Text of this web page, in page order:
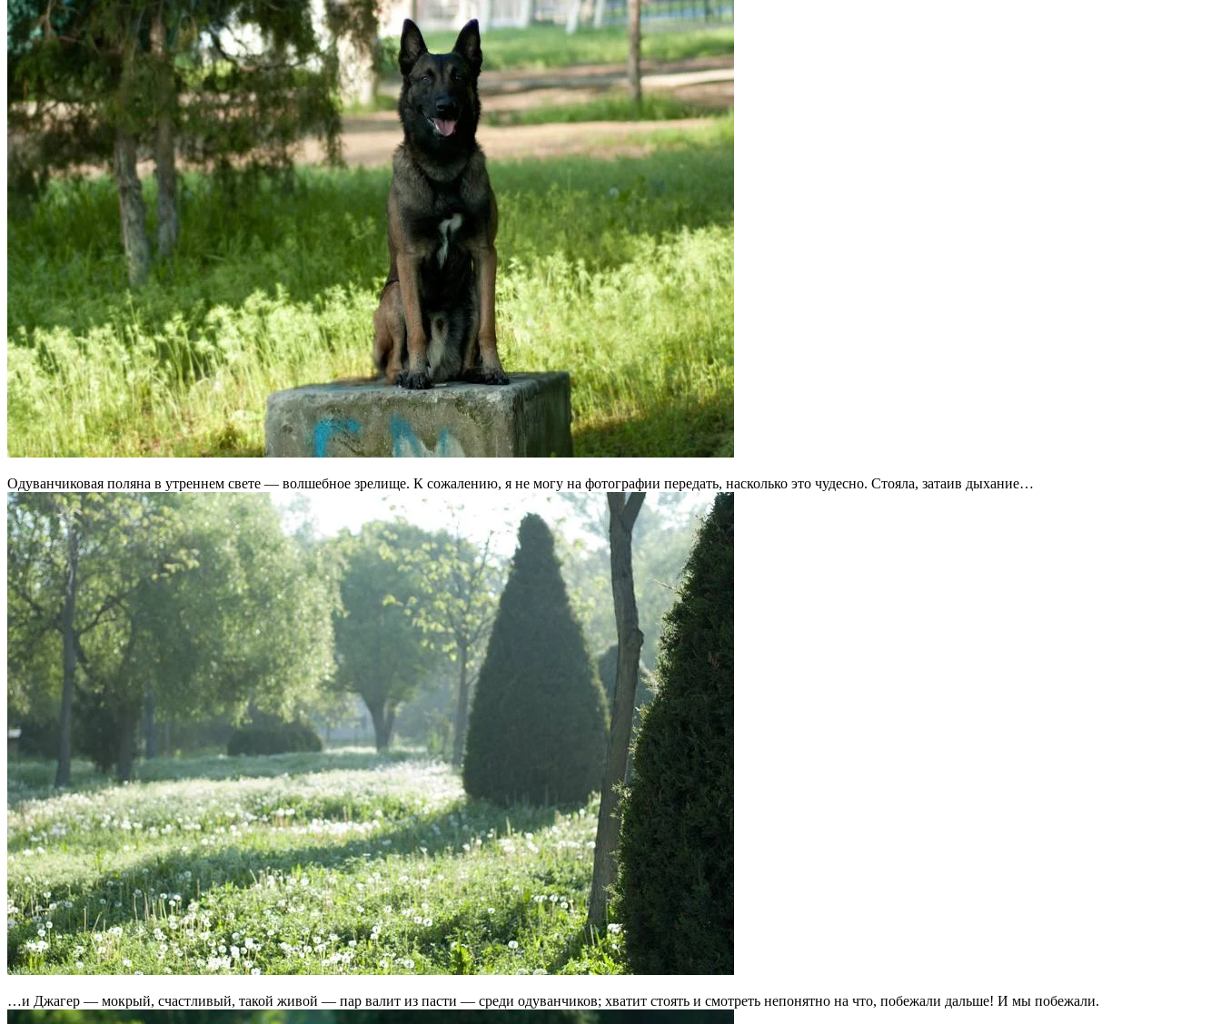
Одуванчиковая поляна в утреннем свете — волшебное зрелище. К сожалению, я не могу на фотографии передать, насколько это чудесно. Стояла, затаив дыхание…
…и Джагер — мокрый, счастливый, такой живой — пар валит из пасти — среди одуванчиков; хватит стоять и смотреть непонятно на что, побежали дальше! И мы побежали.